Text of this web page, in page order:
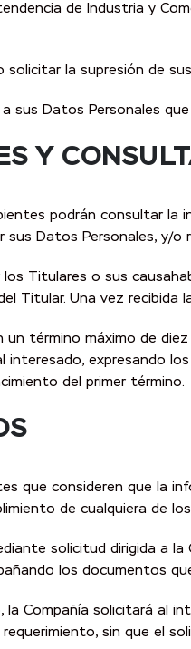
de Industria y
solicitar la supresión de
sus Datos Personales
Y
podrán consultar la
sus Datos Personales, y/o
Titulares o sus
Titular. Una vez recibida
término máximo de
interesado, expresando
del primer término.
que consideren que la
de cualquiera de
solicitud dirigida a
los documentos
Compañía solicitará al
sin que el